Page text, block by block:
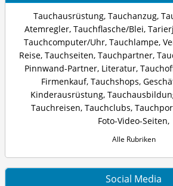
Tauchausrüstung, Tauchanzug,
Atemregler, Tauchflasche/Blei,
Tauchcomputer/Uhr, Tauchlampe,
Reise, Tauchseiten, Tauchpartner,
Pinnwand-Partner, Literatur,
Firmenkauf, Tauchshops,
Kinderausrüstung,
Tauchreisen, Tauchclubs,
Foto-Video-Seiten,
Alle Rubriken
Social Media